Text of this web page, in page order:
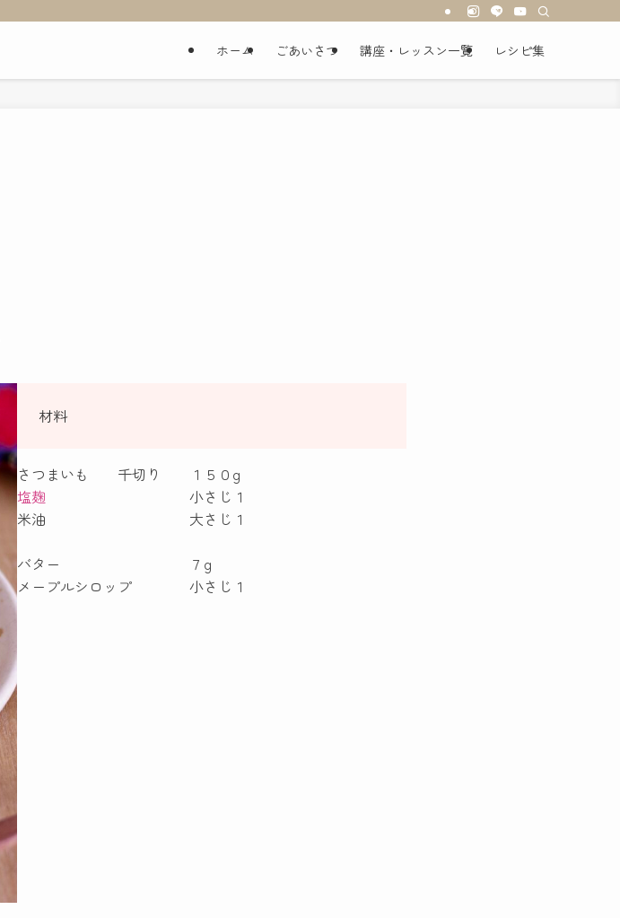
ホーム ごあいさつ 講座・レッスン一覧 レシピ集
材料
さつまいも 千切り １５０g
塩麹 小さじ１
米油 大さじ１
バター ７g
メープルシロップ 小さじ１